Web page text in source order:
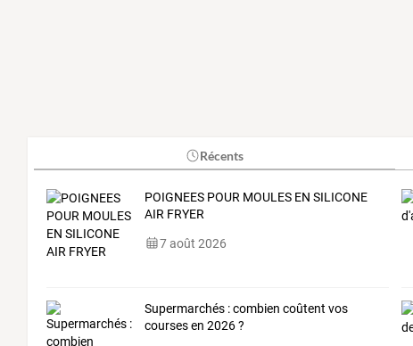
Récents
POIGNEES POUR MOULES EN SILICONE
AIR FRYER
7 août 2026
Supermarchés : combien coûtent vos
courses en 2026 ?